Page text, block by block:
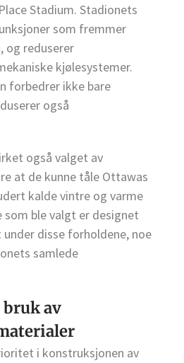
Stadium. Stadionets
som fremmer
og reduserer
kjølesystemer.
forbedrer ikke bare
også
også valget av
at de kunne tåle Ottawas
kalde vintre og varme
som ble valgt er designet
disse forholdene, noe
samlede
av
i konstruksjonen av